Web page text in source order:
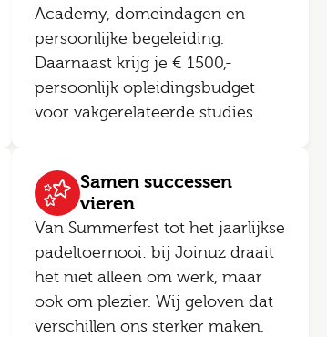
Academy, domeindagen en
persoonlijke begeleiding.
Daarnaast krijg je € 1500,-
persoonlijk opleidingsbudget
voor vakgerelateerde studies.
Samen successen
vieren
Van Summerfest tot het jaarlijkse
padeltoernooi: bij Joinuz draait
het niet alleen om werk, maar
ook om plezier. Wij geloven dat
verschillen ons sterker maken.